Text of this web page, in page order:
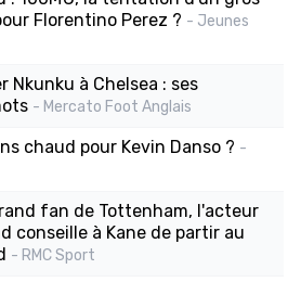
Florentino Perez ? - Jeunes
Nkunku à Chelsea : ses
- Mercato Foot Anglais
chaud pour Kevin Danso ? -
fan de Tottenham, l'acteur
conseille à Kane de partir au
- RMC Sport